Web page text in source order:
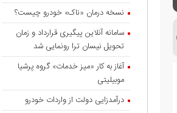
نسخه درمان «ناک» خودرو چیست؟
سامانه آنلاین پیگیری قرارداد‌ و زمان
تحویل نیسان ترا رونمایی شد
آغاز به کار «میز خدمات» گروه پرشیا
موبیلیتی
درآمدزایی دولت از واردات خودرو